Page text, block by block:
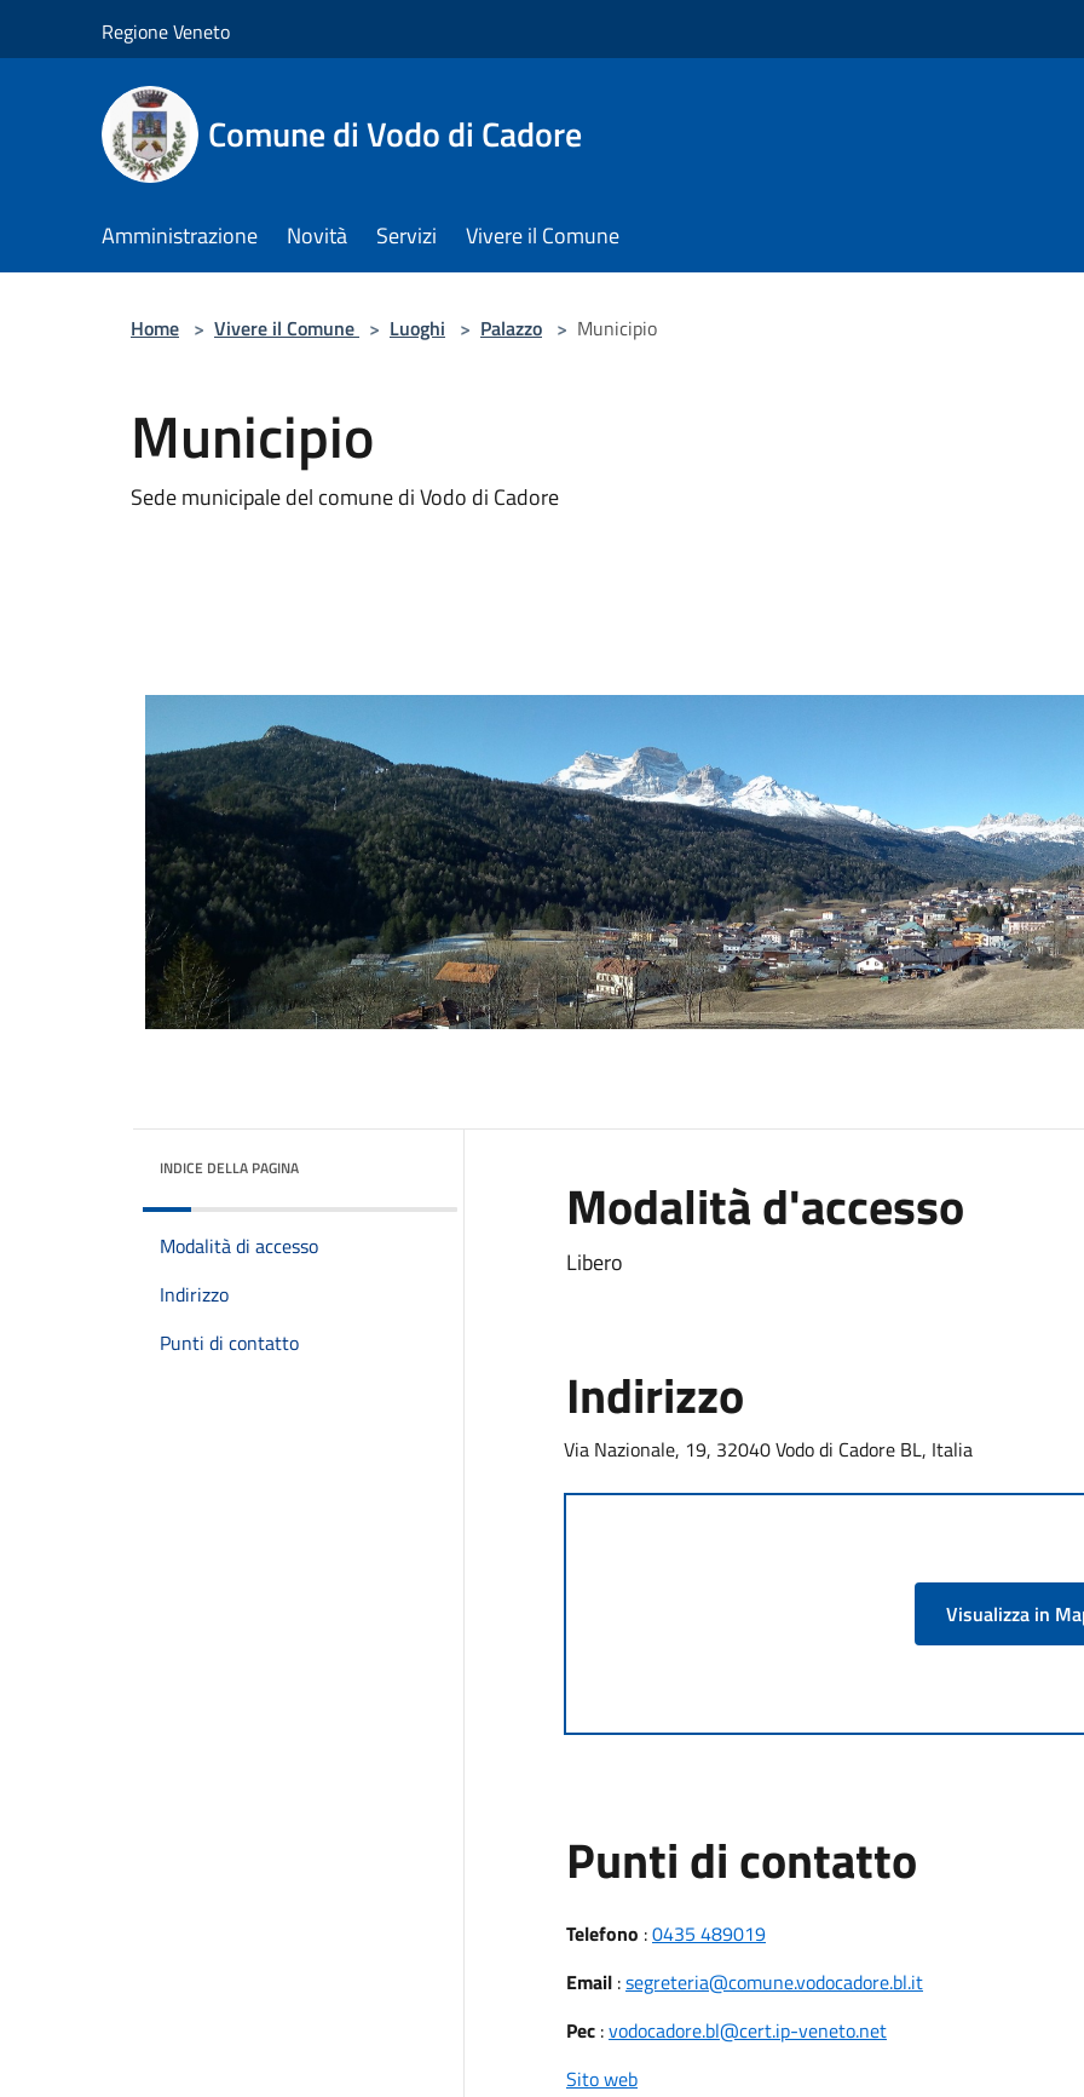
Regione Veneto
Comune di Vodo di Cadore
Amministrazione Novità Servizi Vivere il Comune
Home > Vivere il Comune > Luoghi > Palazzo > Municipio
Municipio
Sede municipale del comune di Vodo di Cadore
INDICE DELLA PAGINA
Modalità di accesso
Indirizzo
Punti di contatto
Modalità d'accesso
Libero
Indirizzo
Via Nazionale, 19, 32040 Vodo di Cadore BL, Italia
Visualizza in
Punti di contatto
Telefono :0435 489019
Email:segreteria@comune.vodocadore.bl.it
Pec:vodocadore.bl@cert.ip-veneto.net
Sito web